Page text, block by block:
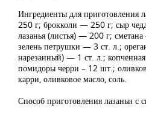
Ингредиенты для приготовления
250 г; брокколи — 250 г; сыр
лазанья (листья) — 200 г;
зелень петрушки — 3 ст. л.;
нарезанный) — 1 ст. л.;
помидоры черри – 12 шт.;
карри, оливковое масло, соль.
Способ приготовления лазаньи с